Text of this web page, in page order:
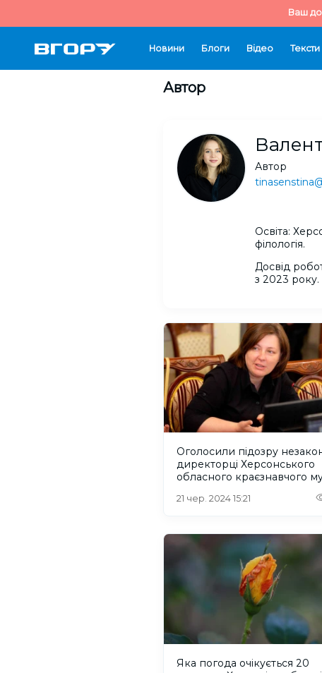
Ваш
Новини Блоги Відео Тексти
Автор
Автор
Освіта:
філологія.
Досвід
з 2023 року.
Оголосили підозру
директорці Херсонського
обласного краєзнавчого
21 чер. 2024 15:21
Яка погода очікується 20